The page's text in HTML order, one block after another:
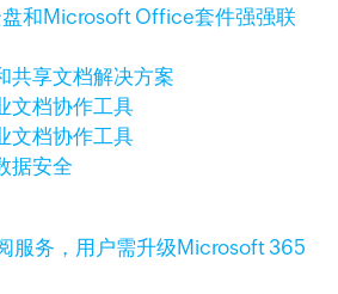
和Microsoft Office套件强强联
共享文档解决方案
文档协作工具
文档协作工具
据安全
服务，用户需升级Microsoft 365